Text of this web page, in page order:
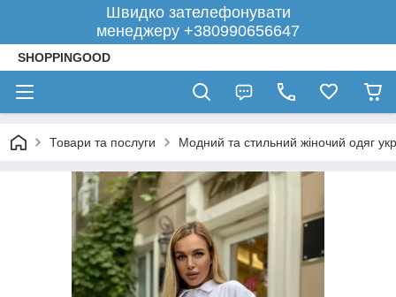
Швидко зателефонувати
менеджеру +380990656647
SHOPPINGOOD
Товари та послуги Модний та стильний жіночий одяг